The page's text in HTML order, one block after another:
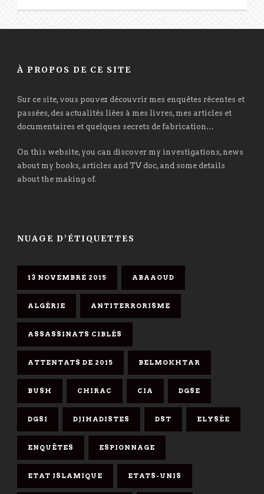
À PROPOS DE CE SITE
Sur ce site, vous pouvez découvrir mes enquêtes récentes et
passées, des actualités liées à mes livres, mes articles et
documentaires et quelques secrets de fabrication…
On this website, you can discover my investigations, news
about my books, articles and TV doc, and some details
about the making of.
NUAGE D’ÉTIQUETTES
13 NOVEMBRE 2015 ABAAOUD
ALGÉRIE ANTITERRORISME
ASSASSINATS CIBLÉS
ATTENTATS DE 2015 BELMOKHTAR
BUSH CHIRAC CIA DGSE
DGSI DJIHADISTES DST ELYSÉE
ENQUÊTES ESPIONNAGE
ETAT ISLAMIQUE ETATS-UNIS